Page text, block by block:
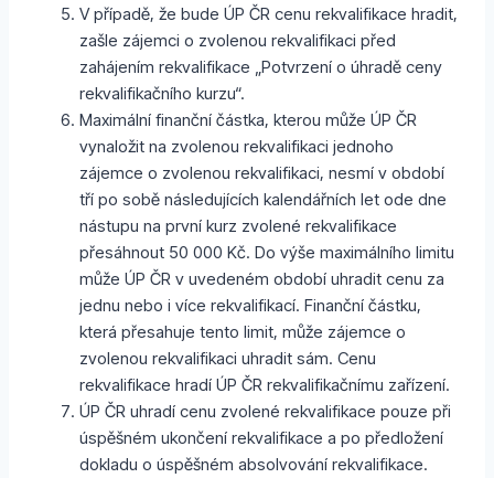
V případě, že bude ÚP ČR cenu rekvalifikace hradit,
zašle zájemci o zvolenou rekvalifikaci před
zahájením rekvalifikace „Potvrzení o úhradě ceny
rekvalifikačního kurzu“.
Maximální finanční částka, kterou může ÚP ČR
vynaložit na zvolenou rekvalifikaci jednoho
zájemce o zvolenou rekvalifikaci, nesmí v období
tří po sobě následujících kalendářních let ode dne
nástupu na první kurz zvolené rekvalifikace
přesáhnout 50 000 Kč. Do výše maximálního limitu
může ÚP ČR v uvedeném období uhradit cenu za
jednu nebo i více rekvalifikací. Finanční částku,
která přesahuje tento limit, může zájemce o
zvolenou rekvalifikaci uhradit sám. Cenu
rekvalifikace hradí ÚP ČR rekvalifikačnímu zařízení.
ÚP ČR uhradí cenu zvolené rekvalifikace pouze při
úspěšném ukončení rekvalifikace a po předložení
dokladu o úspěšném absolvování rekvalifikace.